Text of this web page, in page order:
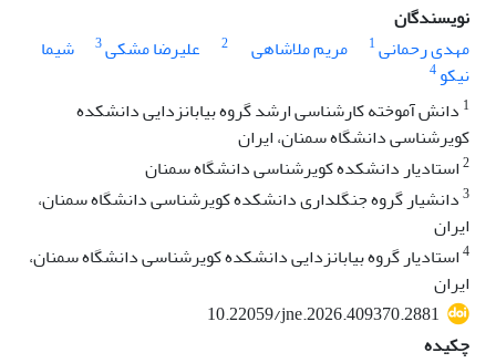
نویسندگان
مهدی رحمانی1 مریم ملاشاهی 2 علیرضا مشکی3
شیما
نیکو4
1 دانش آموخته کارشناسی ارشد گروه بیابانزدایی دانشکده
کویرشناسی دانشگاه سمنان، ایران
2استادیار دانشکده کویرشناسی دانشگاه سمنان
3دانشیار گروه جنگلداری دانشکده کویرشناسی دانشگاه سمنان،
ایران
4استادیار گروه بیابانزدایی دانشکده کویرشناسی دانشگاه سمنان،
ایران
10.22059/jne.2026.409370.2881
چکیده